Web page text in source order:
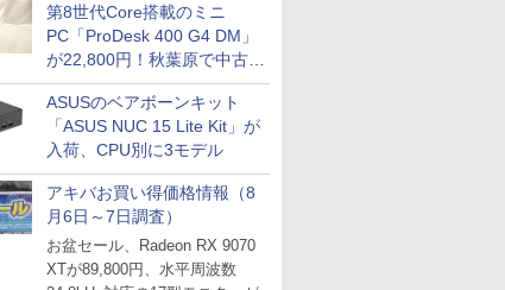
第8世代Core搭載のミニ
PC「ProDesk 400 G4 DM」
が22,800円！秋葉原で中古
PCセール
ASUSのベアボーンキット
「ASUS NUC 15 Lite Kit」が
入荷、CPU別に3モデル
アキバお買い得価格情報（8
月6日～7日調査）
お盆セール、Radeon RX 9070
XTが89,800円、水平周波数